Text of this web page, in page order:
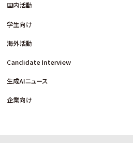
国内活動
学生向け
海外活動
Candidate Interview
生成AIニュース
企業向け